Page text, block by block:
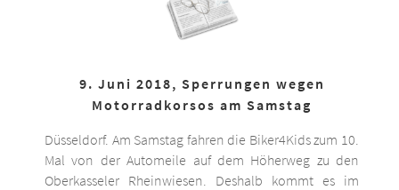
9. Juni 2018, Sperrungen wegen
Motorradkorsos am Samstag
Düsseldorf. Am Samstag fahren die Biker4Kids zum 10.
Mal von der Automeile auf dem Höherweg zu den
Oberkasseler Rheinwiesen. Deshalb kommt es im